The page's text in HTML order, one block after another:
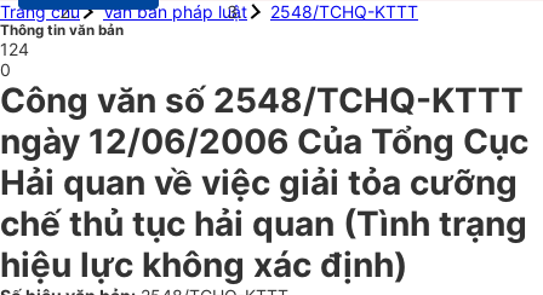
Trang chủ
Văn bản pháp luật 2548/TCHQ-KTTT
Thông tin văn bản
124
0
Công văn số 2548/TCHQ-KTTT
ngày 12/06/2006 Của Tổng Cục
Hải quan về việc giải tỏa cưỡng
chế thủ tục hải quan (Tình trạng
hiệu lực không xác định)